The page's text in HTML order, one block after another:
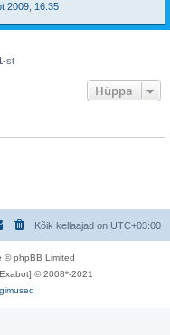
2009, 16:35
-st
Hüppa
Kõik kellaajad on UTC+03:00
© phpBB Limited
© 2008*-2021